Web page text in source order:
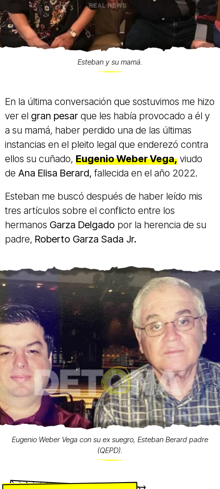
Esteban y su mamá.
En la última conversación que sostuvimos me hizo
ver el gran pesar que les había provocado a él y
a su mamá, haber perdido una de las últimas
instancias en el pleito legal que enderezó contra
ellos su cuñado, Eugenio Weber Vega, viudo
de Ana Elisa Berard, fallecida en el año 2022.
Esteban me buscó después de haber leído mis
tres artículos sobre el conflicto entre los
hermanos Garza Delgado por la herencia de su
padre, Roberto Garza Sada Jr.
Eugenio Weber Vega con su ex suegro, Esteban Berard padre
(QEPD).